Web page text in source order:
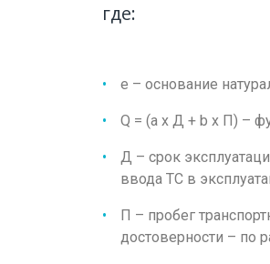
где:
е – основание
Q = (а х Д + b х П) –
Д – срок
ввода ТС в
П – пробег
достоверности – по